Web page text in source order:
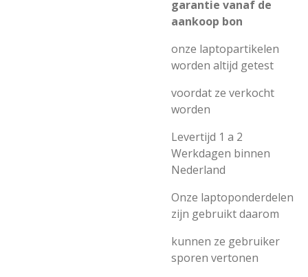
garantie vanaf de
aankoop bon
onze laptopartikelen
worden altijd getest
voordat ze verkocht
worden
Levertijd 1 a 2
Werkdagen binnen
Nederland
Onze laptoponderdelen
zijn gebruikt daarom
kunnen ze gebruiker
sporen vertonen